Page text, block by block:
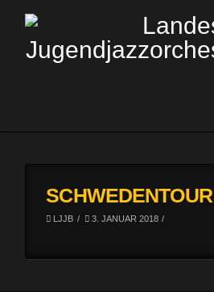
LJJB 3. JANUAR 2018